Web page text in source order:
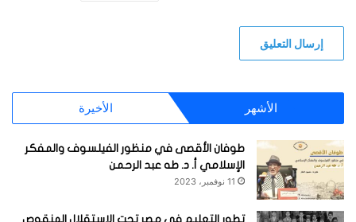
الأشهر الأخيرة
طوفان الأقصى في منظور الفيلسوف والمفكر
الإسلامي أ. د. طه عبد الرحمن
11 نوفمبر، 2023
تطور التعليم في مصر تحت الاستقلال المنقوص